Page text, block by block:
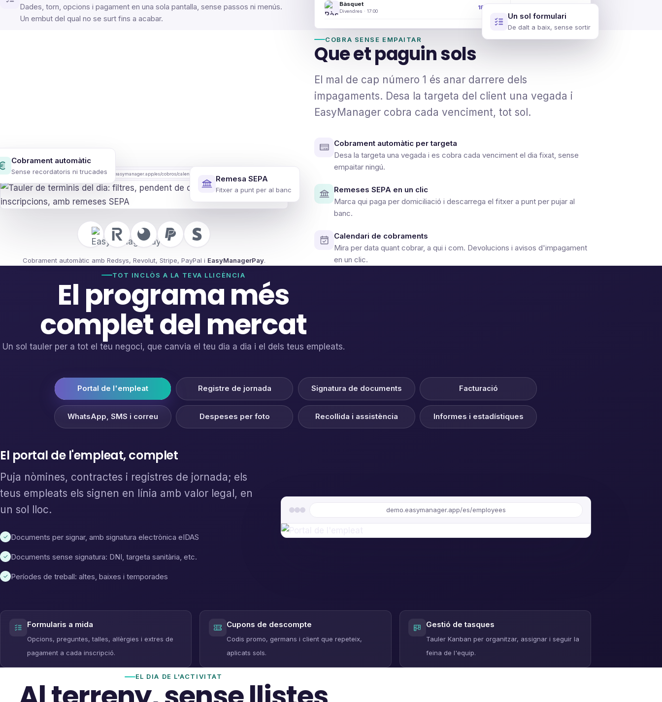
Dades, torn, opcions i pagament en una sola pantalla, sense passos ni menús.
Un embut del qual no se surt fins a acabar.
Bàsquet
Divendres · 17:00
18 €
Un sol formulari
De dalt a baix, sense sortir
demo.easymanager.app/es/cobros/calendario
Cobrament automàtic
Sense recordatoris ni trucades
Remesa SEPA
Fitxer a punt per al banc
Cobrament automàtic amb Redsys, Revolut, Stripe, PayPal i EasyManagerPay.
COBRA SENSE EMPAITAR
Que et paguin sols
El mal de cap número 1 és anar darrere dels
impagaments. Desa la targeta del client una vegada i
EasyManager cobra cada venciment, tot sol.
Cobrament automàtic per targeta
Desa la targeta una vegada i es cobra cada venciment el dia fixat, sense
empaitar ningú.
Remeses SEPA en un clic
Marca qui paga per domiciliació i descarrega el fitxer a punt per pujar al
banc.
Calendari de cobraments
Mira per data quant cobrar, a qui i com. Devolucions i avisos d'impagament
en un clic.
TOT INCLÒS A LA TEVA LLICÈNCIA
El programa més
complet del mercat
Un sol tauler per a tot el teu negoci, que canvia el teu dia a dia i el dels teus empleats.
Portal de l'empleat Registre de jornada Signatura de documents Facturació
WhatsApp, SMS i correu Despeses per foto Recollida i assistència Informes i estadístiques
El portal de l'empleat, complet
Puja nòmines, contractes i registres de jornada; els
teus empleats els signen en línia amb valor legal, en
un sol lloc.
✓ Documents per signar, amb signatura electrònica eIDAS
✓ Documents sense signatura: DNI, targeta sanitària, etc.
✓ Períodes de treball: altes, baixes i temporades
demo.easymanager.app/es/employees
Formularis a mida
Opcions, preguntes, talles, al·lèrgies i extres de
pagament a cada inscripció.
Cupons de descompte
Codis promo, germans i client que repeteix,
aplicats sols.
Gestió de tasques
Tauler Kanban per organitzar, assignar i seguir la
feina de l'equip.
EL DIA DE L'ACTIVITAT